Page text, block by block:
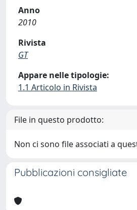
Anno
2010
Rivista
GT
Appare nelle tipologie:
1.1 Articolo in Rivista
File in questo prodotto:
Non ci sono file associati a
Pubblicazioni consigliate